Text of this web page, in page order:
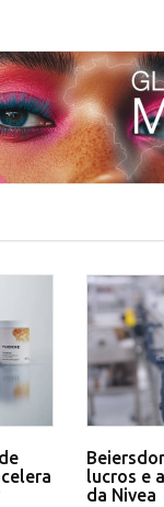
lucros e
da Nivea